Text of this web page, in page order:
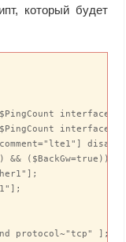
который будет
($BackGw=true))
protocol~"tcp" ];